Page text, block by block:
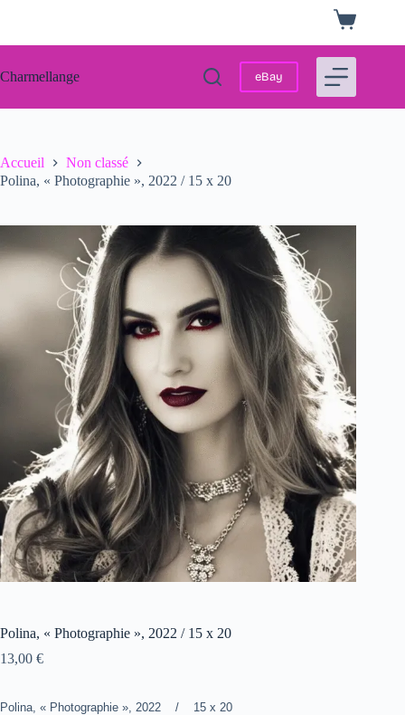
Panier
d’achat
Charmellange eBay
Accueil
Non classé
Polina, « Photographie », 2022 / 15 x 20
Polina, « Photographie », 2022 / 15 x 20
13,00 €
Polina, « Photographie », 2022 / 15 x 20